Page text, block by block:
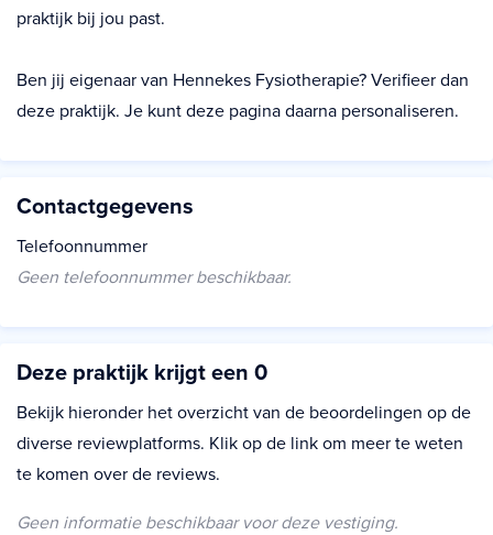
praktijk bij jou past.
Ben jij eigenaar van Hennekes Fysiotherapie? Verifieer dan
deze praktijk. Je kunt deze pagina daarna personaliseren.
Contactgegevens
Telefoonnummer
Geen telefoonnummer beschikbaar.
Deze praktijk krijgt een 0
Bekijk hieronder het overzicht van de beoordelingen op de
diverse reviewplatforms. Klik op de link om meer te weten
te komen over de reviews.
Geen informatie beschikbaar voor deze vestiging.